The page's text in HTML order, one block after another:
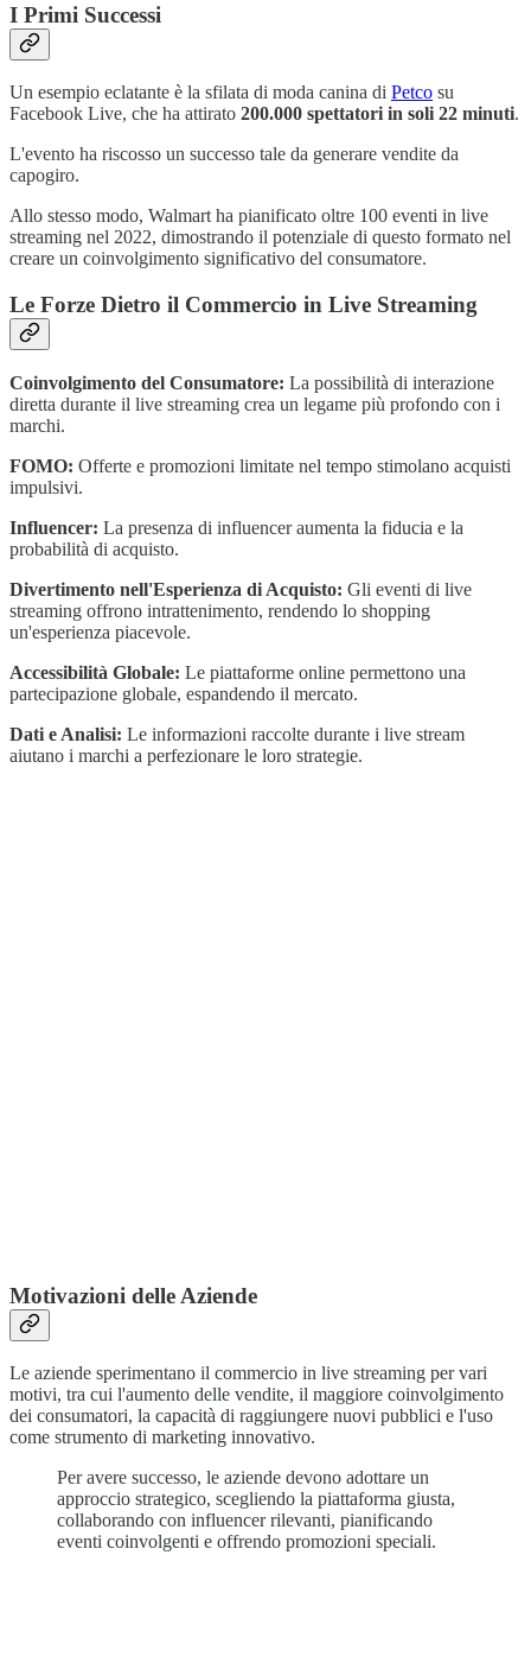
I Primi Successi
Un esempio eclatante è la sfilata di moda canina di Petco su
Facebook Live, che ha attirato 200.000 spettatori in soli 22 minuti.
L'evento ha riscosso un successo tale da generare vendite da
capogiro.
Allo stesso modo, Walmart ha pianificato oltre 100 eventi in live
streaming nel 2022, dimostrando il potenziale di questo formato nel
creare un coinvolgimento significativo del consumatore.
Le Forze Dietro il Commercio in Live Streaming
Coinvolgimento del Consumatore: La possibilità di interazione
diretta durante il live streaming crea un legame più profondo con i
marchi.
FOMO: Offerte e promozioni limitate nel tempo stimolano acquisti
impulsivi.
Influencer: La presenza di influencer aumenta la fiducia e la
probabilità di acquisto.
Divertimento nell'Esperienza di Acquisto: Gli eventi di live
streaming offrono intrattenimento, rendendo lo shopping
un'esperienza piacevole.
Accessibilità Globale: Le piattaforme online permettono una
partecipazione globale, espandendo il mercato.
Dati e Analisi: Le informazioni raccolte durante i live stream
aiutano i marchi a perfezionare le loro strategie.
Motivazioni delle Aziende
Le aziende sperimentano il commercio in live streaming per vari
motivi, tra cui l'aumento delle vendite, il maggiore coinvolgimento
dei consumatori, la capacità di raggiungere nuovi pubblici e l'uso
come strumento di marketing innovativo.
Per avere successo, le aziende devono adottare un
approccio strategico, scegliendo la piattaforma giusta,
collaborando con influencer rilevanti, pianificando
eventi coinvolgenti e offrendo promozioni speciali.